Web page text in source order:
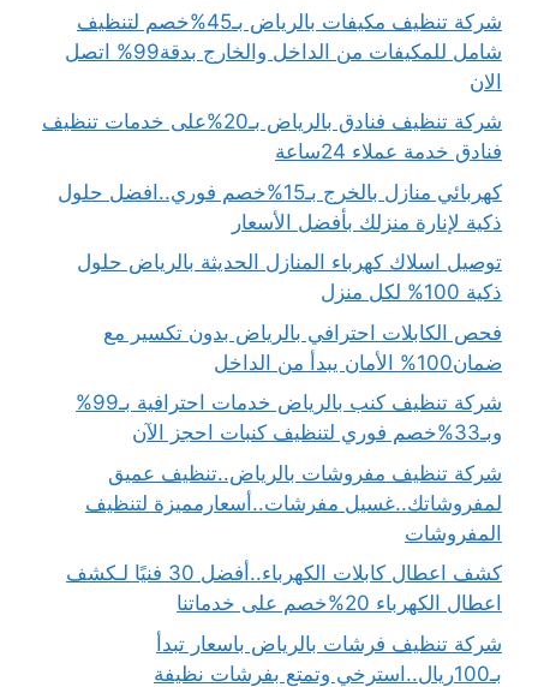
شركة تنظيف مكيفات بالرياض بـ45%خصم لتنظيف
شامل للمكيفات من الداخل والخارج بدقة99% اتصل
الان
شركة تنظيف فنادق بالرياض بـ20%على خدمات تنظيف
فنادق خدمة عملاء 24ساعة
كهربائي منازل بالخرج بـ15%خصم فوري..افضل حلول
ذكية لإنارة منزلك بأفضل الأسعار
توصيل اسلاك كهرباء المنازل الحديثة بالرياض حلول
ذكية 100% لكل منزل
فحص الكابلات احترافي بالرياض بدون تكسير مع
ضمان100% الأمان يبدأ من الداخل
شركة تنظيف كنب بالرياض خدمات احترافية بـ99%
وبـ33%خصم فوري لتنظيف كنبات احجز الآن
شركة تنظيف مفروشات بالرياض..تنظيف عميق
لمفروشاتك..غسيل مفرشات..أسعارمميزة لتنظيف
المفروشات
كشف اعطال كابلات الكهرباء..أفضل 30 فنيًا لـكشف
اعطال الكهرباء 20%خصم على خدماتنا
شركة تنظيف فرشات بالرياض باسعار تبدأ
بـ100ريال..استرخي وتمتع بفرشات نظيفة